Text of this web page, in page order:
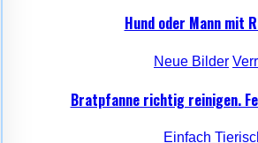
Hund oder Mann mit
Neue Bilder
Bratpfanne richtig reinigen.
Einfach